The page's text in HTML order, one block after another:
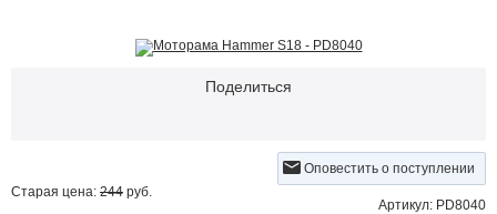
Поделиться
Оповестить о поступлении
Старая цена: 244 руб.
Артикул: PD8040